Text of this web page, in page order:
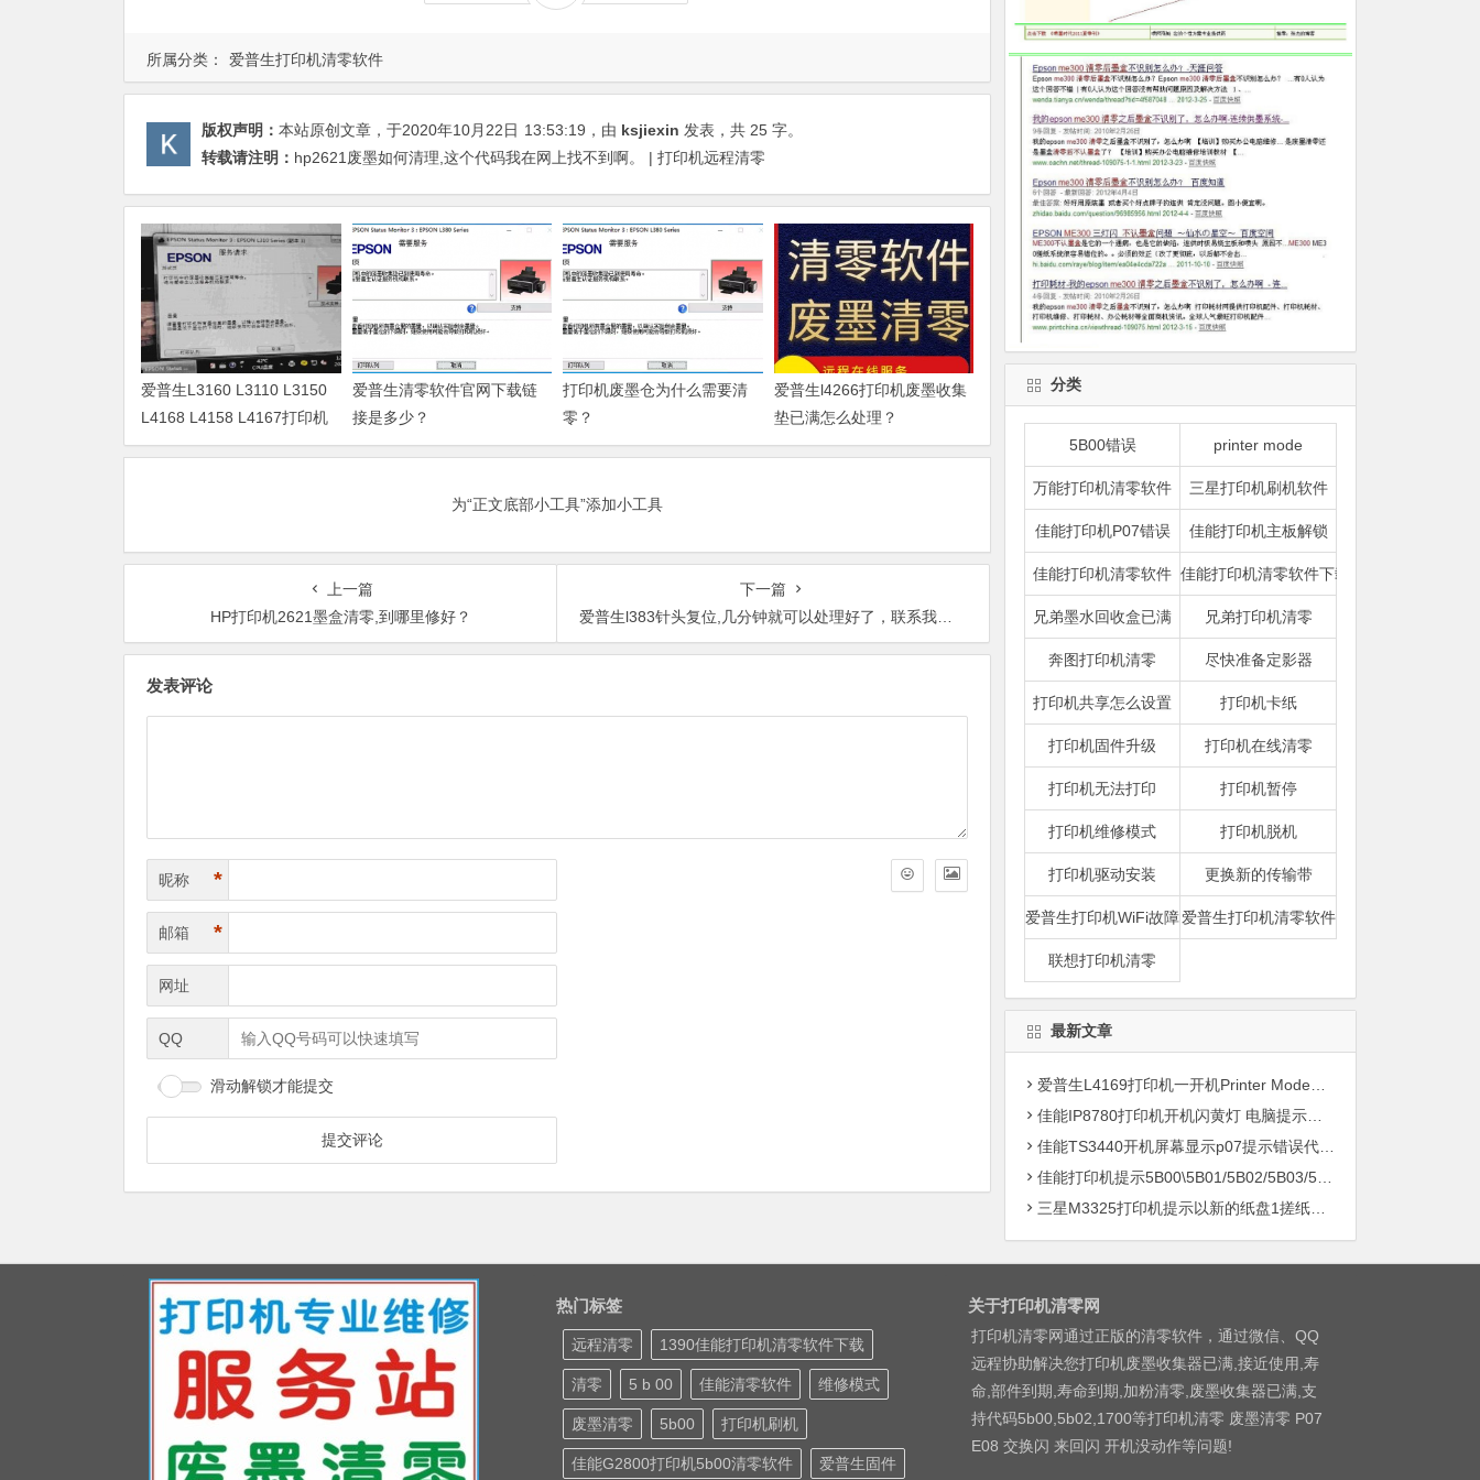
所属分类： 爱普生打印机清零软件
版权声明： 本站原创文章，于2020年10月22日 13:53:19 ，由 ksjiexin 发表，共 25 字。
转载请注明： hp2621废墨如何清理,这个代码我在网上找不到啊。 | 打印机远程清零
爱普生L3160 L3110 L3150
L4168 L4158 L4167打印机
废墨清零软件
爱普生清零软件官网下载链
接是多少？
打印机废墨仓为什么需要清
零？
爱普生l4266打印机废墨收集
垫已满怎么处理？
为“正文底部小工具”添加小工具
上一篇
HP打印机2621墨盒清零,到哪里修好？
下一篇
爱普生l383针头复位,几分钟就可以处理好了，联系我们下方的在线客服。
发表评论
昵称 *
邮箱 *
网址
QQ
滑动解锁才能提交
分类
5B00错误 printer mode
万能打印机清零软件 三星打印机刷机软件
佳能打印机P07错误 佳能打印机主板解锁
佳能打印机清零软件 佳能打印机清零软件下载
兄弟墨水回收盒已满 兄弟打印机清零
奔图打印机清零 尽快准备定影器
打印机共享怎么设置 打印机卡纸
打印机固件升级 打印机在线清零
打印机无法打印 打印机暂停
打印机维修模式 打印机脱机
打印机驱动安装 更换新的传输带
爱普生打印机WiFi故障爱普生打印机清零软件
联想打印机清零
最新文章
爱普生L4169打印机一开机Printer Mode故障主板维修
佳能IP8780打印机开机闪黄灯 电脑提示错误5B00快速解决方案清零
佳能TS3440开机屏幕显示p07提示错误代码5B00快速解决方案 清零
佳能打印机提示5B00\5B01/5B02/5B03/5B04/5B11/5B12/5B13/5B14/1700/1702/1703/1704
三星M3325打印机提示以新的纸盘1搓纸轮进行更换
热门标签
远程清零 1390佳能打印机清零软件下载
清零 5 b 00 佳能清零软件 维修模式
废墨清零 5b00 打印机刷机
佳能G2800打印机5b00清零软件 爱普生固件
关于打印机清零网
打印机清零网通过正版的清零软件，通过微信、QQ
远程协助解决您打印机废墨收集器已满,接近使用,寿
命,部件到期,寿命到期,加粉清零,废墨收集器已满,支
持代码5b00,5b02,1700等打印机清零 废墨清零 P07
E08 交换闪 来回闪 开机没动作等问题!